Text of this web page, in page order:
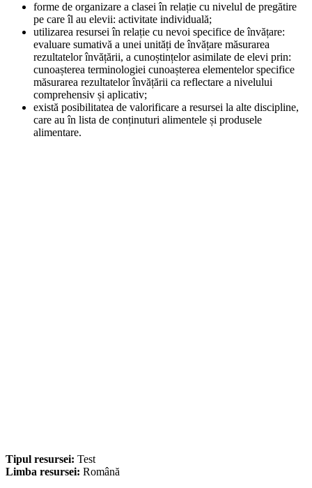
forme de organizare a clasei în relație cu nivelul de pregătire
pe care îl au elevii: activitate individuală;
utilizarea resursei în relație cu nevoi specifice de învățare:
evaluare sumativă a unei unități de învățare măsurarea
rezultatelor învățării, a cunoștințelor asimilate de elevi prin:
cunoașterea terminologiei cunoașterea elementelor specifice
măsurarea rezultatelor învățării ca reflectare a nivelului
comprehensiv și aplicativ;
există posibilitatea de valorificare a resursei la alte discipline,
care au în lista de conținuturi alimentele și produsele
alimentare.
Tipul resursei: Test
Limba resursei: Română